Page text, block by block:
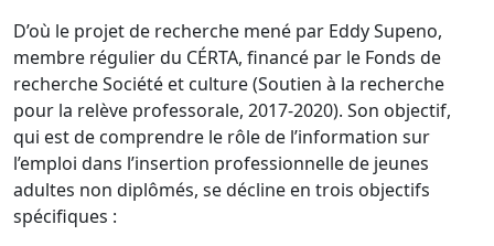
D’où le projet de recherche mené par Eddy Supeno,
membre régulier du CÉRTA, financé par le Fonds de
recherche Société et culture (Soutien à la recherche
pour la relève professorale, 2017-2020). Son objectif,
qui est de comprendre le rôle de l’information sur
l’emploi dans l’insertion professionnelle de jeunes
adultes non diplômés, se décline en trois objectifs
spécifiques :